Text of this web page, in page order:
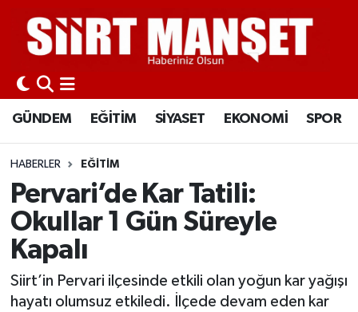
GÜNDEM EĞİTİM SİYASET EKONOMİ SPOR
HABERLER EĞİTİM
Pervari’de Kar Tatili:
Okullar 1 Gün Süreyle
Kapalı
Siirt’in Pervari ilçesinde etkili olan yoğun kar yağışı
hayatı olumsuz etkiledi. İlçede devam eden kar
GÜNDEM
EĞİTİM
SİYASET
EKONOMİ
SPOR
İLÇELER
KÜLTÜR-SANAT
Siirt Nöbetçi Eczaneler
Siirt Hava Durumu
Siirt Namaz Vakitleri
Siirt Trafik Yoğunluk Haritası
Süper Lig Puan Durumu ve Fikstür
Tüm Manşetler
Son Dakika Haberleri